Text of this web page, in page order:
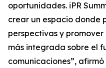
oportunidades. iPR
crear un espacio donde
perspectivas y
más integrada sobre el
comunicaciones”,